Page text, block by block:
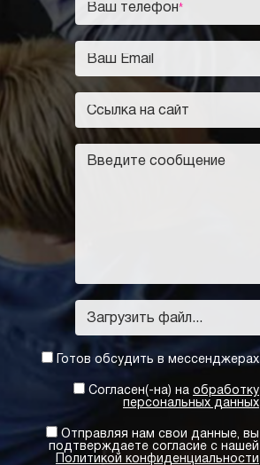
Загрузить файл...
Готов обсудить в мессенджерах
Согласен(-на) на обработку
персональных данных
Отправляя нам свои данные, вы
подтверждаете согласие с нашей
Политикой конфиденциальности